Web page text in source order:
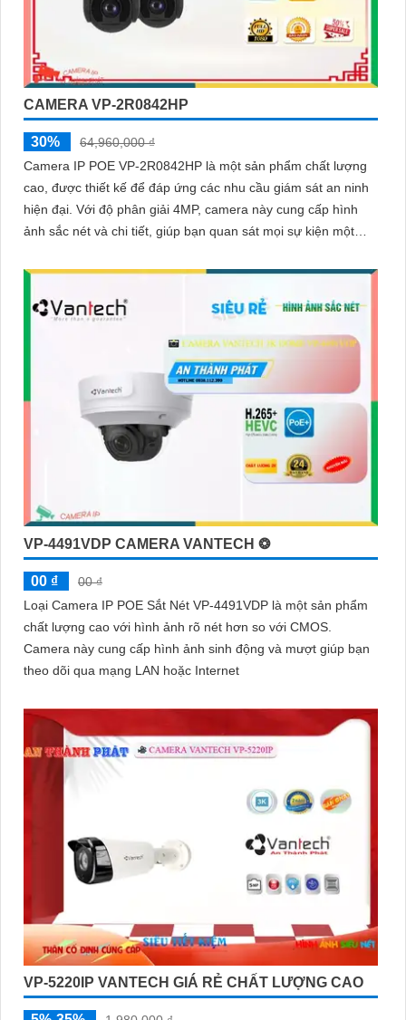
CAMERA VP-2R0842HP
30%
64,960,000 ₫
Camera IP POE VP-2R0842HP là một sản phẩm chất lượng
cao, được thiết kế để đáp ứng các nhu cầu giám sát an ninh
hiện đại. Với độ phân giải 4MP, camera này cung cấp hình
ảnh sắc nét và chi tiết, giúp bạn quan sát mọi sự kiện một
VP-4491VDP CAMERA VANTECH ❂
00 ₫
00 ₫
Loại Camera IP POE Sắt Nét VP-4491VDP là một sản phẩm
chất lượng cao với hình ảnh rõ nét hơn so với CMOS.
Camera này cung cấp hình ảnh sinh động và mượt giúp bạn
theo dõi qua mạng LAN hoặc Internet
VP-5220IP VANTECH GIÁ RẺ CHẤT LƯỢNG CAO